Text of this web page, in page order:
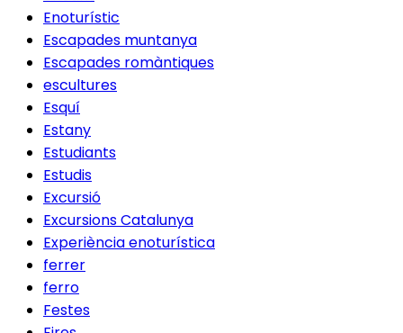
Enoturístic
Escapades muntanya
Escapades romàntiques
escultures
Esquí
Estany
Estudiants
Estudis
Excursió
Excursions Catalunya
Experiència enoturística
ferrer
ferro
Festes